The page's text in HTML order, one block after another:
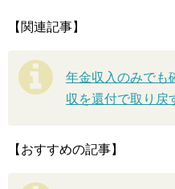
【関連記事】
年金収入のみでも
収を還付で取り戻
【おすすめの記事】